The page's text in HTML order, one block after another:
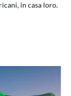
in casa loro.